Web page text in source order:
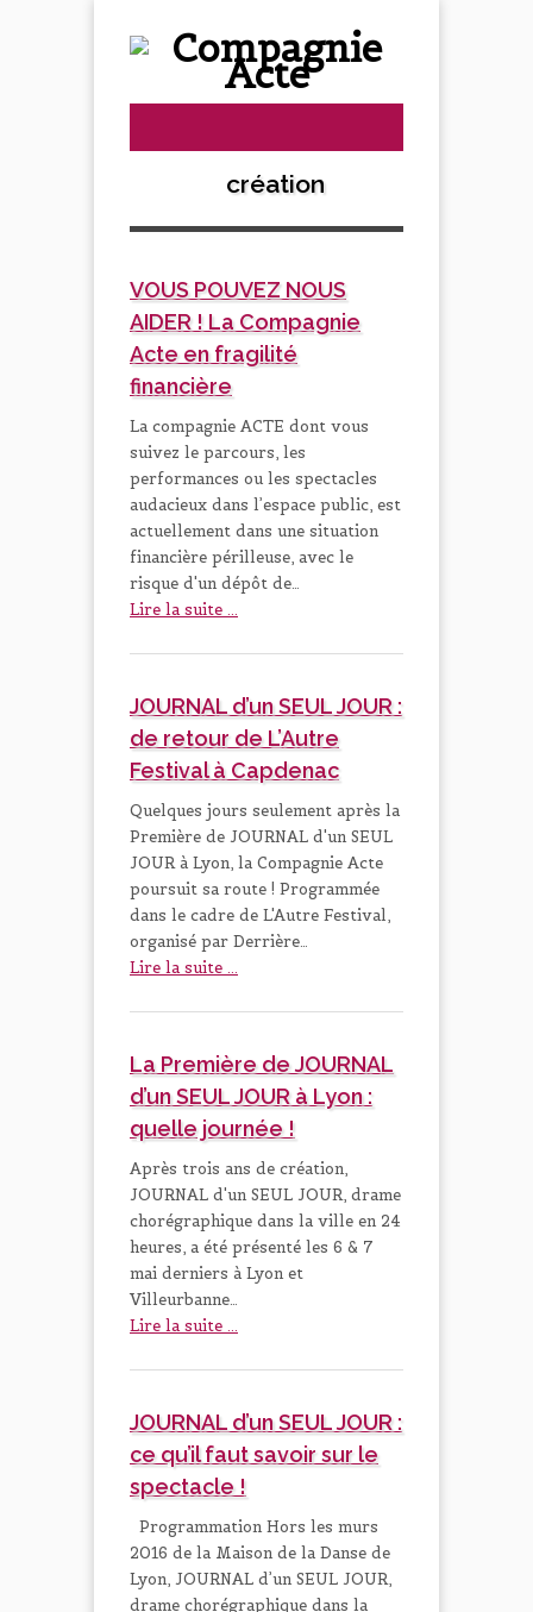
création
VOUS POUVEZ NOUS
AIDER ! La Compagnie
Acte en fragilité
financière
La compagnie ACTE dont vous
suivez le parcours, les
performances ou les spectacles
audacieux dans l’espace public, est
actuellement dans une situation
financière périlleuse, avec le
risque d'un dépôt de…
Lire la suite ...
JOURNAL d’un SEUL JOUR :
de retour de L’Autre
Festival à Capdenac
Quelques jours seulement après la
Première de JOURNAL d'un SEUL
JOUR à Lyon, la Compagnie Acte
poursuit sa route ! Programmée
dans le cadre de L'Autre Festival,
organisé par Derrière…
Lire la suite ...
La Première de JOURNAL
d’un SEUL JOUR à Lyon :
quelle journée !
Après trois ans de création,
JOURNAL d'un SEUL JOUR, drame
chorégraphique dans la ville en 24
heures, a été présenté les 6 & 7
mai derniers à Lyon et
Villeurbanne…
Lire la suite ...
JOURNAL d’un SEUL JOUR :
ce qu’il faut savoir sur le
spectacle !
Programmation Hors les murs
2016 de la Maison de la Danse de
Lyon, JOURNAL d’un SEUL JOUR,
drame chorégraphique dans la